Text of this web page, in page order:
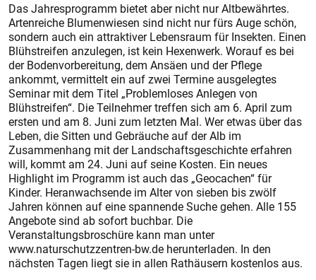
Das Jahresprogramm bietet aber nicht nur Altbewährtes.
Artenreiche Blumenwiesen sind nicht nur fürs Auge schön,
sondern auch ein attraktiver Lebensraum für Insekten. Einen
Blühstreifen anzulegen, ist kein Hexenwerk. Worauf es bei
der Bodenvorbereitung, dem Ansäen und der Pflege
ankommt, vermittelt ein auf zwei Termine ausgelegtes
Seminar mit dem Titel „Problemloses Anlegen von
Blühstreifen“. Die Teilnehmer treffen sich am 6. April zum
ersten und am 8. Juni zum letzten Mal. Wer etwas über das
Leben, die Sitten und Gebräuche auf der Alb im
Zusammenhang mit der Landschaftsgeschichte erfahren
will, kommt am 24. Juni auf seine Kosten. Ein neues
Highlight im Programm ist auch das „Geocachen“ für
Kinder. He­ranwachsende im Alter von sieben bis zwölf
Jahren können auf eine spannende Suche gehen. Alle 155
Angebote sind ab sofort buchbar. Die
Veranstaltungsbroschüre kann man unter
www.naturschutzzentren-bw.de herunterladen. In den
nächsten Tagen liegt sie in allen Rathäusern kostenlos aus.